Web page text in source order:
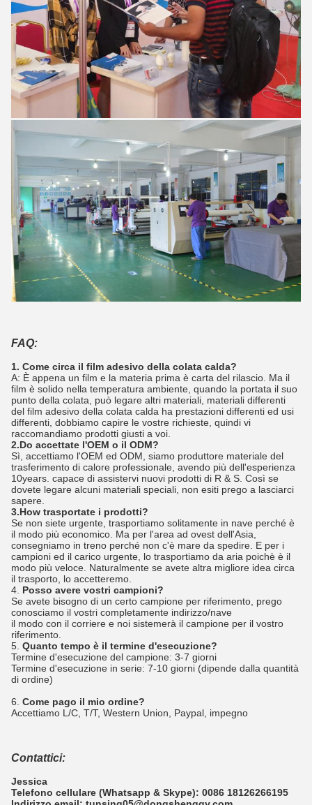
FAQ:
1. Come circa il film adesivo della colata calda?
A: È appena un film e la materia prima è carta del rilascio. Ma il
film è solido nella temperatura ambiente, quando la portata il suo
punto della colata, può legare altri materiali, materiali differenti
del film adesivo della colata calda ha prestazioni differenti ed usi
differenti, dobbiamo capire le vostre richieste, quindi vi
raccomandiamo prodotti giusti a voi.
2.Do accettate l'OEM o il ODM?
Sì, accettiamo l'OEM ed ODM, siamo produttore materiale del
trasferimento di calore professionale, avendo più dell'esperienza
10years. capace di assistervi nuovi prodotti di R & S. Così se
dovete legare alcuni materiali speciali, non esiti prego a lasciarci
sapere.
3.How trasportate i prodotti?
Se non siete urgente, trasportiamo solitamente in nave perché è
il modo più economico. Ma per l'area ad ovest dell'Asia,
consegniamo in treno perché non c'è mare da spedire. E per i
campioni ed il carico urgente, lo trasportiamo da aria poichè è il
modo più veloce. Naturalmente se avete altra migliore idea circa
il trasporto, lo accetteremo.
4. Posso avere vostri campioni?
Se avete bisogno di un certo campione per riferimento, prego
conosciamo il vostri completamente indirizzo/nave
il modo con il corriere e noi sistemerà il campione per il vostro
riferimento.
5. Quanto tempo è il termine d'esecuzione?
Termine d'esecuzione del campione: 3-7 giorni
Termine d'esecuzione in serie: 7-10 giorni (dipende dalla quantità
di ordine)
6. Come pago il mio ordine?
Accettiamo L/C, T/T, Western Union, Paypal, impegno
Contattici:
Jessica
Telefono cellulare (Whatsapp & Skype): 0086 18126266195